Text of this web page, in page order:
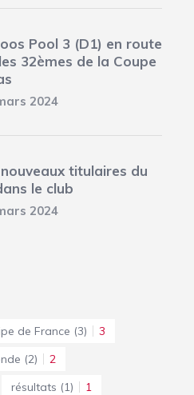
Pool 3 (D1) en route
32èmes de la Coupe
2024
titulaires du
le club
2024
de France (3)
3
(2)
2
résultats (1)
1